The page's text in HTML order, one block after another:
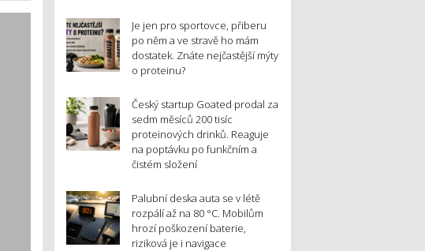
Je jen pro sportovce, přiberu
po něm a ve stravě ho mám
dostatek. Znáte nejčastější mýty
o proteinu?
Český startup Goated prodal za
sedm měsíců 200 tisíc
proteinových drinků. Reaguje
na poptávku po funkčním a
čistém složení
Palubní deska auta se v létě
rozpálí až na 80 °C. Mobilům
hrozí poškození baterie,
riziková je i navigace